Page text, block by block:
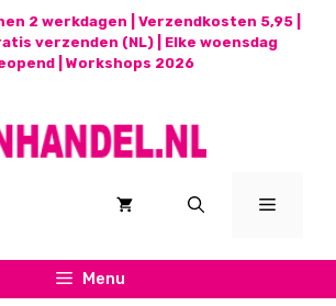
2 werkdagen | Verzendkosten 5,95 |
verzenden (NL) | Elke woensdag
| Workshops 2026
Menu
Menu